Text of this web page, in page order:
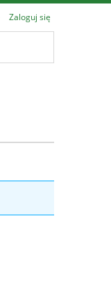
Zaloguj się